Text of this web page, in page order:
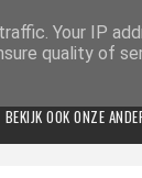
BEKIJK OOK ONZE
Your IP
quality of